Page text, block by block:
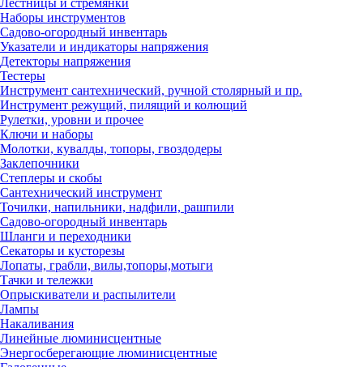
Лестницы и стремянки
Наборы инструментов
Садово-огородный инвентарь
Указатели и индикаторы напряжения
Детекторы напряжения
Тестеры
Инструмент сантехнический, ручной столярный и пр.
Инструмент режущий, пилящий и колющий
Рулетки, уровни и прочее
Ключи и наборы
Молотки, кувалды, топоры, гвоздодеры
Заклепочники
Степлеры и скобы
Сантехнический инструмент
Точилки, напильники, надфили, рашпили
Садово-огородный инвентарь
Шланги и переходники
Секаторы и кусторезы
Лопаты, грабли, вилы,топоры,мотыги
Тачки и тележки
Опрыскиватели и распылители
Лампы
Накаливания
Линейные люминисцентные
Энергосберегающие люминисцентные